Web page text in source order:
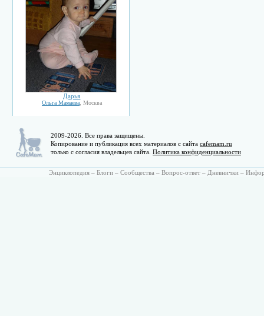
Дарья
Ольга Мамаева, Москва
2009-2026. Все права защищены.
Копирование и публикация всех материалов с сайта cafemam.ru
только с согласия владельцев сайта. Политика конфиденциальности
Энциклопедия – Блоги – Сообщества – Вопрос-ответ – Дневнички –